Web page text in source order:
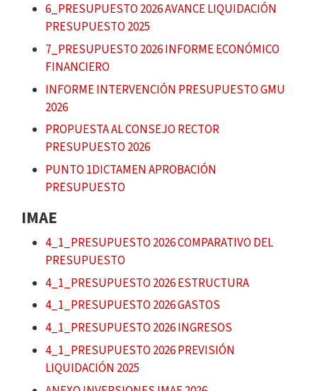
6_PRESUPUESTO 2026 AVANCE LIQUIDACIÓN
PRESUPUESTO 2025
7_PRESUPUESTO 2026 INFORME ECONÓMICO
FINANCIERO
INFORME INTERVENCIÓN PRESUPUESTO GMU
2026
PROPUESTA AL CONSEJO RECTOR
PRESUPUESTO 2026
PUNTO 1DICTAMEN APROBACIÓN
PRESUPUESTO
IMAE
4_1_PRESUPUESTO 2026 COMPARATIVO DEL
PRESUPUESTO
4_1_PRESUPUESTO 2026 ESTRUCTURA
4_1_PRESUPUESTO 2026 GASTOS
4_1_PRESUPUESTO 2026 INGRESOS
4_1_PRESUPUESTO 2026 PREVISIÓN
LIQUIDACIÓN 2025